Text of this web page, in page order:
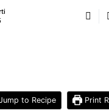
to Recipe Print